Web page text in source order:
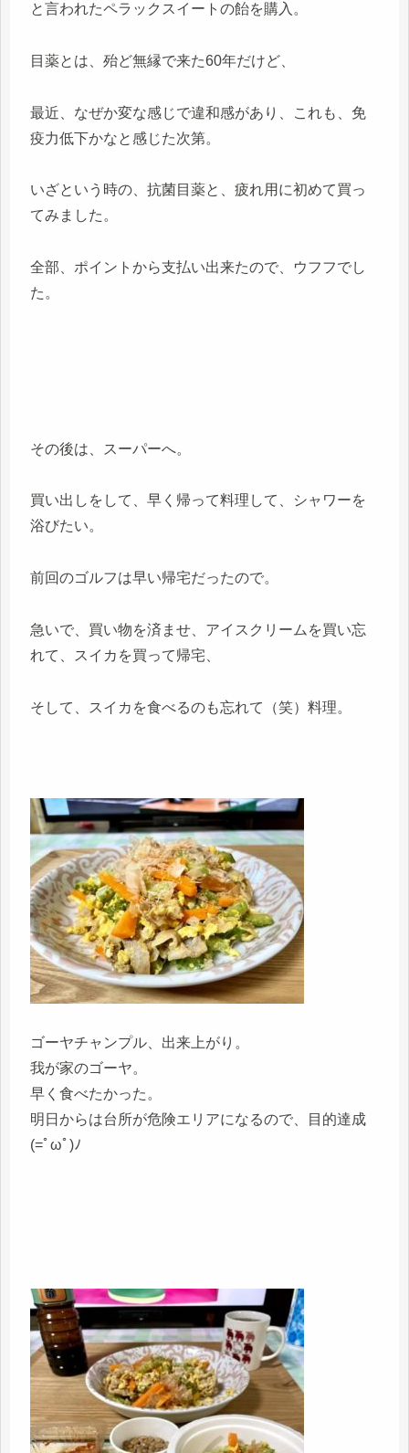
と言われたペラックスイートの飴を購入。
目薬とは、殆ど無縁で来た60年だけど、
最近、なぜか変な感じで違和感があり、これも、免
疫力低下かなと感じた次第。
いざという時の、抗菌目薬と、疲れ用に初めて買っ
てみました。
全部、ポイントから支払い出来たので、ウフフでし
た。
その後は、スーパーへ。
買い出しをして、早く帰って料理して、シャワーを
浴びたい。
前回のゴルフは早い帰宅だったので。
急いで、買い物を済ませ、アイスクリームを買い忘
れて、スイカを買って帰宅、
そして、スイカを食べるのも忘れて（笑）料理。
ゴーヤチャンプル、出来上がり。
我が家のゴーヤ。
早く食べたかった。
明日からは台所が危険エリアになるので、目的達成
(=ﾟωﾟ)ﾉ